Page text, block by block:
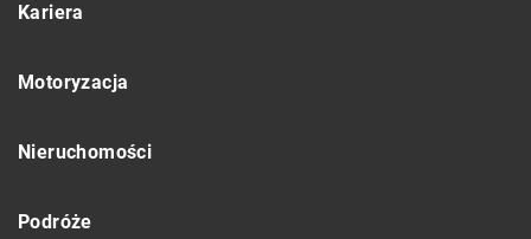
Kariera
Motoryzacja
Nieruchomości
Podróże